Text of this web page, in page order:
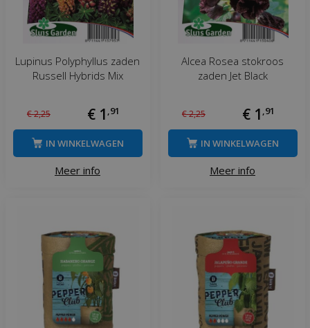
Lupinus Polyphyllus zaden
Russell Hybrids Mix
€2,25 € 1 91
Meer info
IN WINKELWAGEN
Alcea Rosea stokroos
zaden Jet Black
€2,25 € 1 91
Meer info
IN WINKELWAGEN